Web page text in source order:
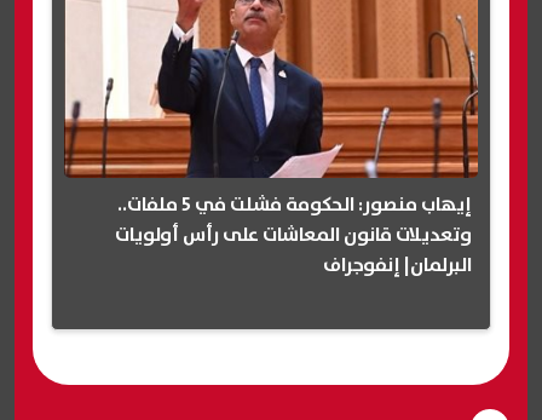
إيهاب منصور: الحكومة فشلت في 5 ملفات..
وتعديلات قانون المعاشات على رأس أولويات
البرلمان| إنفوجراف